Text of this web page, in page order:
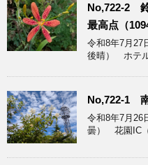
No,722-2
最高点（
令和8年7月
後晴） ホテ
No,722-1 南
令和8年7月26
曇） 花園IC（